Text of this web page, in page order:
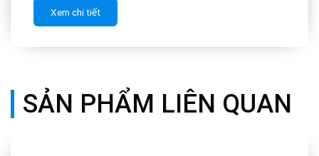
SẢN PHẨM LIÊN QUAN